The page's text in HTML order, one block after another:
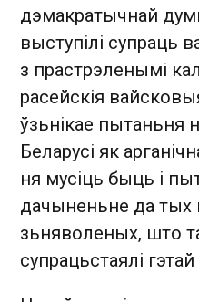
дэмакратычнай
выступілі супраць
з прастрэленымі
расейскія
ўзьнікае пытаньня
Беларусі як
ня мусіць быць і
дачыненьне да тых
зьняволеных, што
супрацьстаялі гэтай